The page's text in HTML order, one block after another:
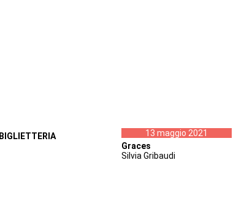
BIGLIETTERIA
13 maggio 2021
Graces
Silvia Gribaudi